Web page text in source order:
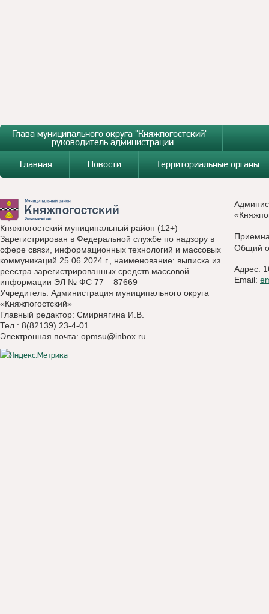
Глава муниципального округа "Княжпогостский" -
руководитель администрации
Главная
Новости Территориальные органы
Княжпогостский муниципальный район (12+)
Зарегистрирован в Федеральной службе по надзору в
сфере связи, информационных технологий и массовых
коммуникаций 25.06.2024 г., наименование: выписка из
реестра зарегистрированных средств массовой
информации ЭЛ № ФС 77 – 87669
Учредитель: Администрация муниципального округа
«Княжпогостский»
Главный редактор: Смирнягина И.В.
Тел.: 8(82139) 23-4-01
Электронная почта: opmsu@inbox.ru
Общий
Адрес:
Email: